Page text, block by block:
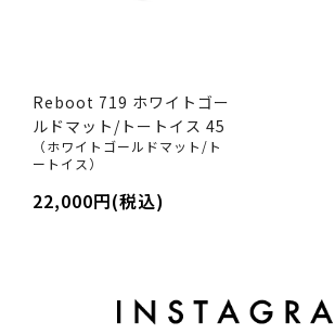
Reboot 719 ホワイトゴー
ルドマット/トートイス 45
（ホワイトゴールドマット/ト
ートイス）
22,000円(税込)